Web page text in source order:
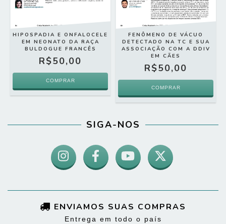
HIPOSPADIA E ONFALOCELE
EM NEONATO DA RAÇA
BULDOGUE FRANCÊS
R$50,00
FENÔMENO DE VÁCUO
DETECTADO NA TC E SUA
ASSOCIAÇÃO COM A DDIV
EM CÃES
R$50,00
SIGA-NOS
ENVIAMOS SUAS COMPRAS
Entrega em todo o país